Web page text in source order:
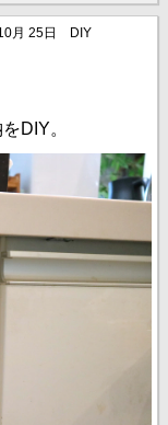
月 25日
DIY
DIY。